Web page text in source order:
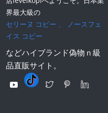
界最大級の
セリーヌ コピー 、
ノースフェ
イス コピー
などハイブランド偽物ｎ級
品直販サイト。